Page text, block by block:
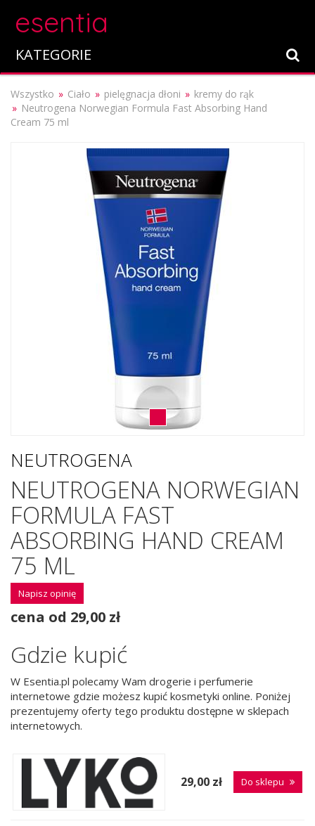
esentia
KATEGORIE
Wszystko Ciało pielęgnacja dłoni
kremy do rąk
Neutrogena Norwegian Formula Fast Absorbing Hand
Cream 75 ml
NEUTROGENA
NEUTROGENA NORWEGIAN
FORMULA FAST
ABSORBING HAND CREAM
75 ML
Napisz opinię
cena od 29,00 zł
Gdzie kupić
W Esentia.pl polecamy Wam drogerie i perfumerie
internetowe gdzie możesz kupić kosmetyki online. Poniżej
prezentujemy oferty tego produktu dostępne w sklepach
internetowych.
29,00 zł Do sklepu